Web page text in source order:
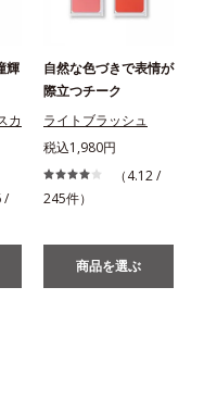
輝
カ
/
自然な色づきで表情が
際立つチーク
ライトブラッシュ
税込1,980円
（4.12 /
245件）
商品を選ぶ